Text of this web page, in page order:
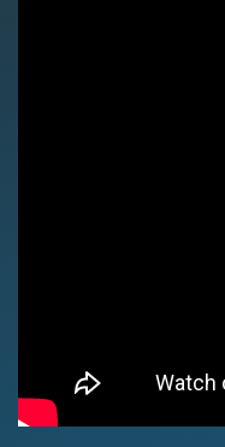
modo claro